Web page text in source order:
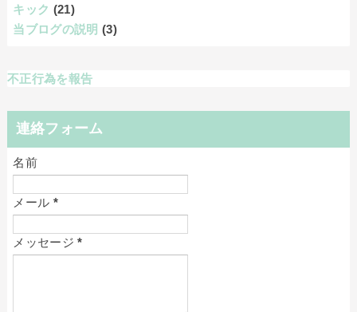
キック (21)
当ブログの説明 (3)
不正行為を報告
連絡フォーム
名前
メール *
メッセージ*